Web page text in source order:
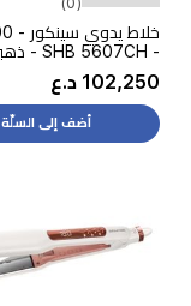
- SHB 5607CH - ذهبي
102,250 د.ع
أضف إلى السلّة